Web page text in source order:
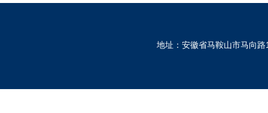
地址：安徽省马鞍山市马向